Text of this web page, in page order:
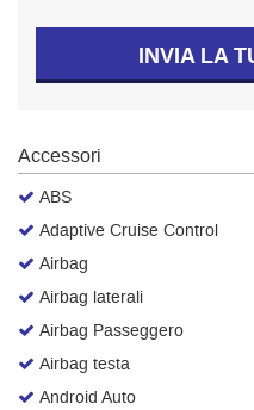
INVIA LA
Accessori
ABS
Adaptive Cruise Control
Airbag
Airbag laterali
Airbag Passeggero
Airbag testa
Android Auto
cookie
policy
Salva
le
impostazioni